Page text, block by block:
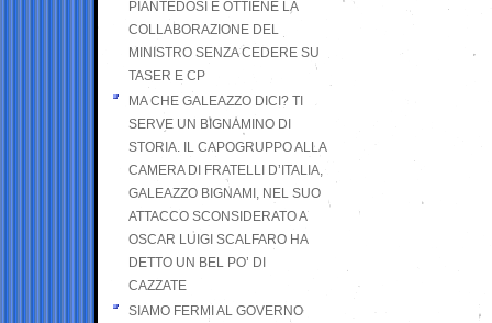
PIANTEDOSI E OTTIENE LA
COLLABORAZIONE DEL
MINISTRO SENZA CEDERE SU
TASER E CP
MA CHE GALEAZZO DICI? TI
SERVE UN BIGNAMINO DI
STORIA. IL CAPOGRUPPO ALLA
CAMERA DI FRATELLI D’ITALIA,
GALEAZZO BIGNAMI, NEL SUO
ATTACCO SCONSIDERATO A
OSCAR LUIGI SCALFARO HA
DETTO UN BEL PO’ DI
CAZZATE
SIAMO FERMI AL GOVERNO